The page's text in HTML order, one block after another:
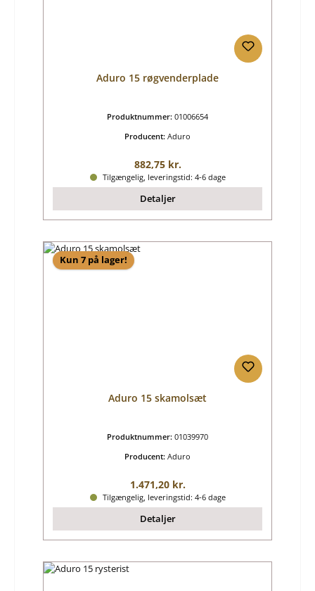
Aduro 15 røgvenderplade
Produktnummer: 01006654
Producent: Aduro
Almindelig pris:
882,75 kr.
Tilgængelig, leveringstid: 4-6 dage
Detaljer
Kun 7 på lager!
Aduro 15 skamolsæt
Produktnummer: 01039970
Producent: Aduro
Almindelig pris:
1.471,20 kr.
Tilgængelig, leveringstid: 4-6 dage
Detaljer